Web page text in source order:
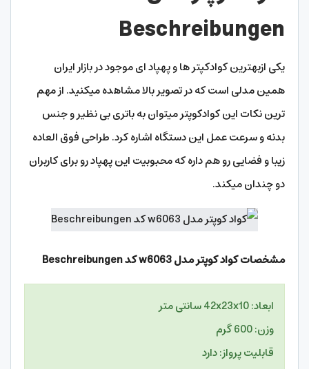
Beschreibungen
یکی ازبهترین کوادکپتر ها و پهپاد ای موجود در بازار ایران
همین مدلی است که در تصویر بالا مشاهده میکنید. از مهم
ترین نکات این کوادکوپتر میتوان به باتری بی نظیر و جنس
بدنه و سرعت عمل این دستگاه اشاره کرد. طراحی فوق العاده
زیبا و فضایی رو هم داره که محبوبیت این پهپاد رو برای کاربران
دو چندان میکند.
مشخصات کواد کوپتر مدلw6063 کد Beschreibungen
ابعاد: 42x23x10 سانتی متر
وزن: 600 گرم
قابلیت پرواز: دارد